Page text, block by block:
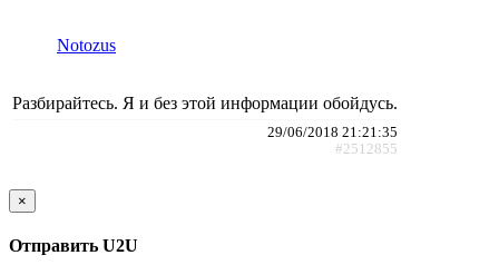
Notozus
Разбирайтесь. Я и без этой информации обойдусь.
29/06/2018 21:21:35
#2512855
×
Отправить U2U